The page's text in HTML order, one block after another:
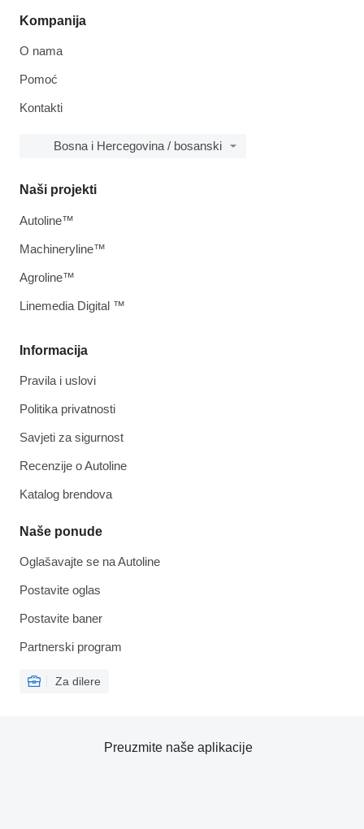
Kompanija
O nama
Pomoć
Kontakti
Bosna i Hercegovina / bosanski
Informacija
Pravila i uslovi
Politika privatnosti
Savjeti za sigurnost
Recenzije o Autoline
Katalog brendova
Naše ponude
Oglašavajte se na Autoline
Postavite oglas
Postavite baner
Partnerski program
Za dilere
Naši projekti
Autoline™
Machineryline™
Agroline™
Linemedia Digital ™
Preuzmite naše aplikacije